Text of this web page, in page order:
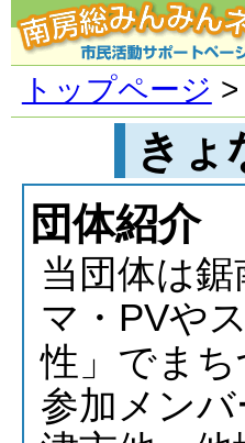
トップページ >
きょ
団体紹介
当団体は
マ・PVや
性」でま
参加メン